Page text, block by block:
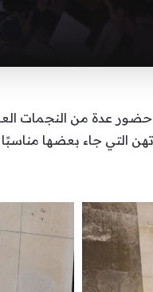
عدة من النجمات
التي جاء بعضها